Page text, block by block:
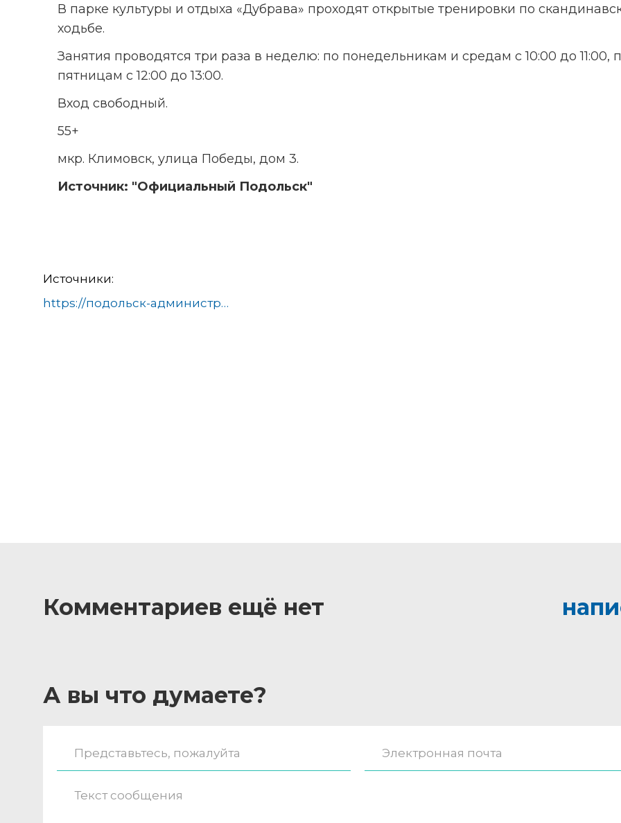
В парке культуры и отдыха «Дубрава» проходят открытые тренировки по
ходьбе.
Занятия проводятся три раза в неделю: по понедельникам и средам с 10:00 до 11:00,
пятницам с 12:00 до 13:00.
Вход свободный.
55+
мкр. Климовск, улица Победы, дом 3.
Источник: "Официальный Подольск"
Источники:
https://подольск-администрация.рф/news/sport/zhiteley-serebryanogo-vozrasta-priglashayut-na-zanyatiya-skandinavskoy-khodboy/
Комментариев ещё нет
А вы что думаете?